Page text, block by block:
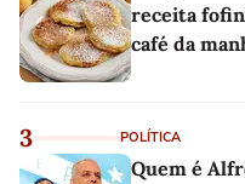
receita
café da
3 POLÍTICA
Quem é